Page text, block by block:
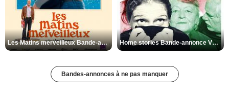
Les Matins merveilleux Bande-annonce VF Home stories Bande-annonce VO STFR
Bandes-annonces à ne pas manquer